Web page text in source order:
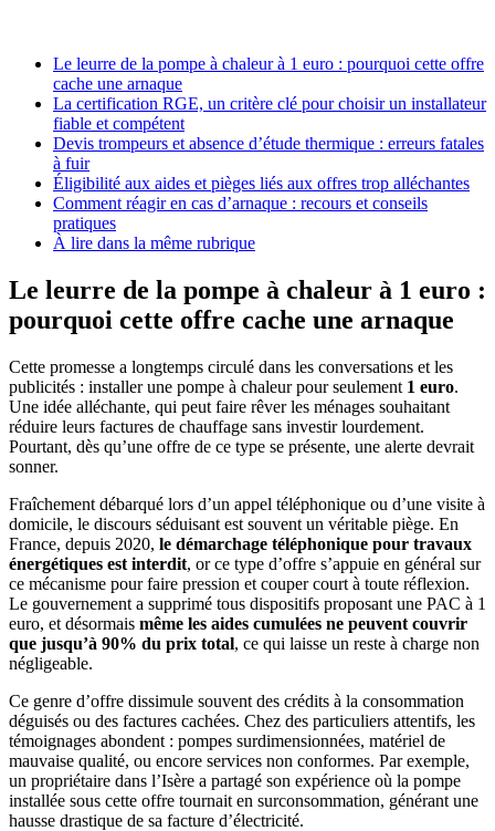
Le leurre de la pompe à chaleur à 1 euro : pourquoi cette offre
cache une arnaque
La certification RGE, un critère clé pour choisir un installateur
fiable et compétent
Devis trompeurs et absence d’étude thermique : erreurs fatales
à fuir
Éligibilité aux aides et pièges liés aux offres trop alléchantes
Comment réagir en cas d’arnaque : recours et conseils
pratiques
À lire dans la même rubrique
Le leurre de la pompe à chaleur à 1 euro :
pourquoi cette offre cache une arnaque
Cette promesse a longtemps circulé dans les conversations et les
publicités : installer une pompe à chaleur pour seulement 1 euro.
Une idée alléchante, qui peut faire rêver les ménages souhaitant
réduire leurs factures de chauffage sans investir lourdement.
Pourtant, dès qu’une offre de ce type se présente, une alerte devrait
sonner.
Fraîchement débarqué lors d’un appel téléphonique ou d’une visite à
domicile, le discours séduisant est souvent un véritable piège. En
France, depuis 2020, le démarchage téléphonique pour travaux
énergétiques est interdit, or ce type d’offre s’appuie en général sur
ce mécanisme pour faire pression et couper court à toute réflexion.
Le gouvernement a supprimé tous dispositifs proposant une PAC à 1
euro, et désormais même les aides cumulées ne peuvent couvrir
que jusqu’à 90% du prix total, ce qui laisse un reste à charge non
négligeable.
Ce genre d’offre dissimule souvent des crédits à la consommation
déguisés ou des factures cachées. Chez des particuliers attentifs, les
témoignages abondent : pompes surdimensionnées, matériel de
mauvaise qualité, ou encore services non conformes. Par exemple,
un propriétaire dans l’Isère a partagé son expérience où la pompe
installée sous cette offre tournait en surconsommation, générant une
hausse drastique de sa facture d’électricité.